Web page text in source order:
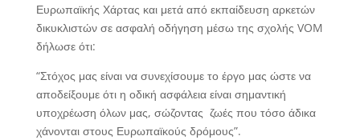
Ευρωπαϊκής Χάρτας και μετά από εκπαίδευση αρκετών
δικυκλιστών σε ασφαλή οδήγηση μέσω της σχολής VOM
δήλωσε ότι:
“Στόχος μας είναι να συνεχίσουμε το έργο μας ώστε να
αποδείξουμε ότι η οδική ασφάλεια είναι σημαντική
υποχρέωση όλων μας, σώζοντας ζωές που τόσο άδικα
χάνονται στους Ευρωπαϊκούς δρόμους”.